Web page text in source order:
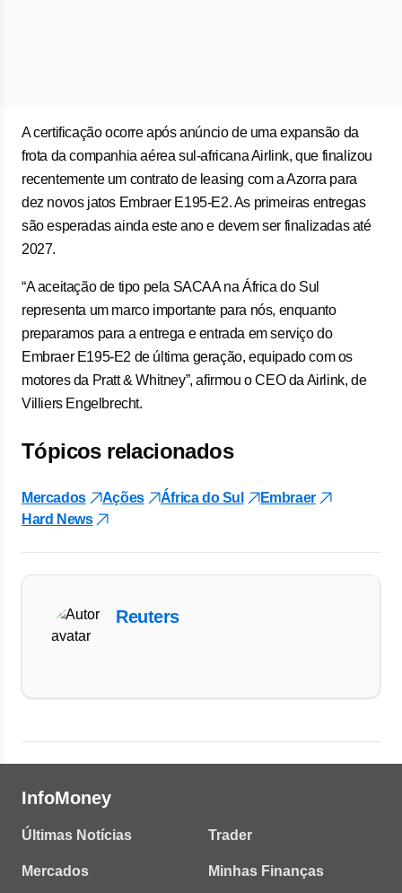
A certificação ocorre após anúncio de uma expansão da
frota da companhia aérea sul-africana Airlink, que finalizou
recentemente um contrato de leasing com a Azorra para
dez novos jatos Embraer E195-E2. As primeiras entregas
são esperadas ainda este ano e devem ser finalizadas até
2027.
“A aceitação de tipo pela SACAA na África do Sul
representa um marco importante para nós, enquanto
preparamos para a entrega e entrada em serviço do
Embraer E195-E2 de última geração, equipado com os
motores da Pratt & Whitney”, afirmou o CEO da Airlink, de
Villiers Engelbrecht.
Tópicos relacionados
Mercados Ações África do Sul
Embraer
Hard News
Reuters
InfoMoney
Últimas Notícias
Mercados
Trader
Minhas Finanças